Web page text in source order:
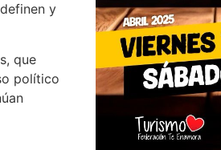
y
que
político